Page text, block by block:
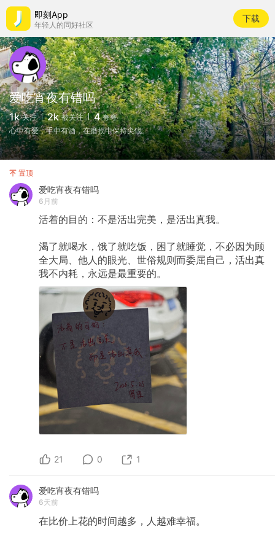
即刻App
年轻人的同好社区
下载
爱吃宵夜有错吗
1k 关注 2k 被关注 4 夸夸
心中有爱，手中有酒，在磨损中保持尖锐。
置顶
爱吃宵夜有错吗
6月前
活着的目的：不是活出完美，是活出真我。
渴了就喝水，饿了就吃饭，困了就睡觉，不必因为顾
全大局、他人的眼光、世俗规则而委屈自己，活出真
我不内耗，永远是最重要的。
21 0 1
爱吃宵夜有错吗
6天前
在比价上花的时间越多，人越难幸福。